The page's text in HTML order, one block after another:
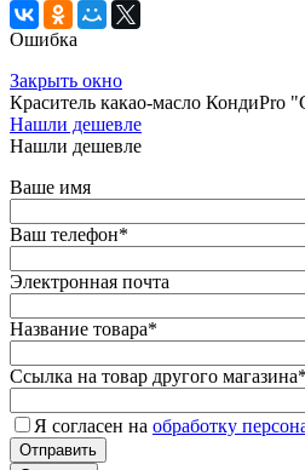
Ошибка
Закрыть окно
Краситель какао-масло КондиPro
Нашли дешевле
Нашли дешевле
Ваше имя
Ваш телефон*
Электронная почта
Название товара*
Ссылка на товар другого магазина*
Я согласен на обработку